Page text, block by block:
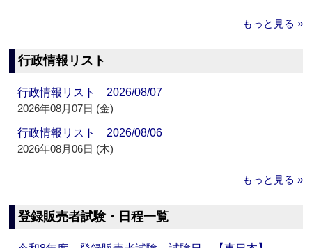
もっと見る »
行政情報リスト
行政情報リスト 2026/08/07
2026年08月07日 (金)
行政情報リスト 2026/08/06
2026年08月06日 (木)
もっと見る »
登録販売者試験・日程一覧